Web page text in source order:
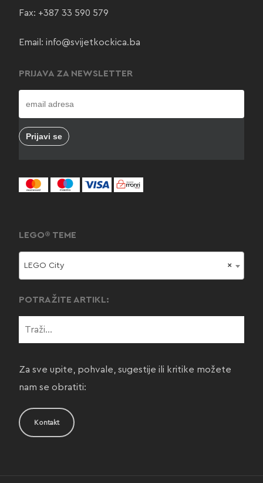
Fax: +387 33 590 579
Email: info@svijetkockica.ba
PRIJAVA ZA NEWSLETTER
LEGO® TEME
×
LEGO City
POTRAŽITE ARTIKL:
Za sve upite, pohvale, sugestije ili kritike možete
nam se obratiti:
Kontakt